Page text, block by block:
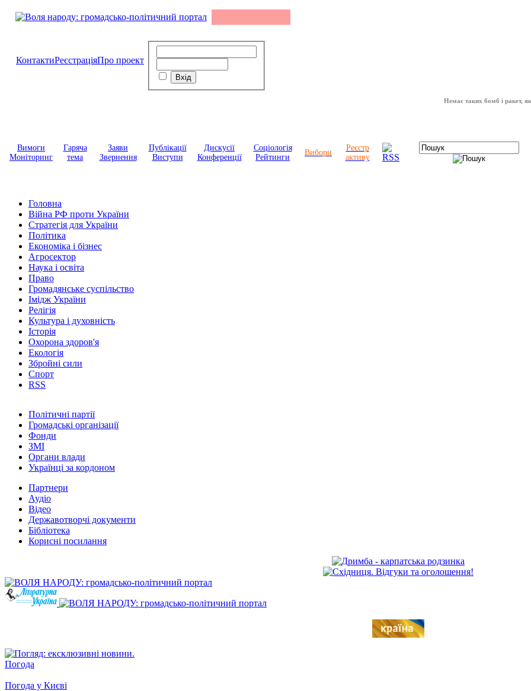
КонтактиРеєстраціяПро проект
Немає таких бомб і ракет, які
Вимоги
Моніторинг
Гаряча
тема
Заяви
Звернення
Публікації
Виступи
Дискусії
Конференції
Соціологія
Рейтинги
Вибори
Реєстр
активу
Головна
Війна РФ проти України
Стратегія для України
Політика
Економіка і бізнес
Агросектор
Наука і освіта
Право
Громадянське суспільство
Імідж України
Релігія
Культура і духовність
Історія
Охорона здоров'я
Екологія
Збройні сили
Спорт
RSS
Політичні партії
Громадські організації
Фонди
ЗМІ
Органи влади
Українці за кордоном
Партнери
Аудіо
Відео
Державотворчі документи
Бібліотека
Корисні посилання
Погода
Погода у Києві